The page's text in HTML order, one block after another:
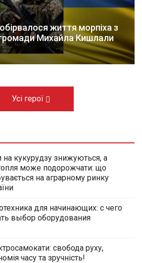
життя морпіха з
Михайла Кишлали
Усі герої
на кукурудзу знижуються, а
може подорожчати: що
на аграрному ринку
для начинающих: с чего
выбор оборудования
свобода руху,
часу та зручність!